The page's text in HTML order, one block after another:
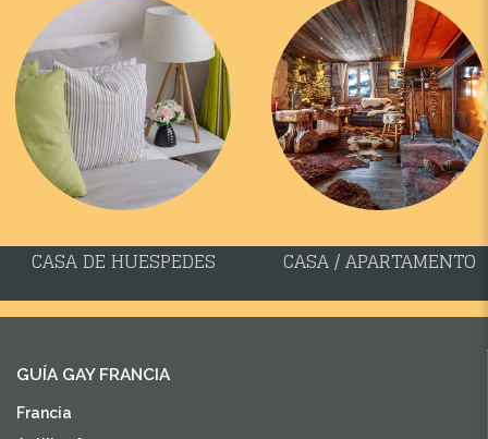
CASA DE HUESPEDES CASA / APARTAMENTO
GUÍA GAY FRANCIA
Francia